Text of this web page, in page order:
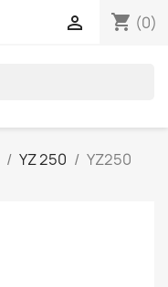
shopping_cart (0)

YZ 250
YZ250